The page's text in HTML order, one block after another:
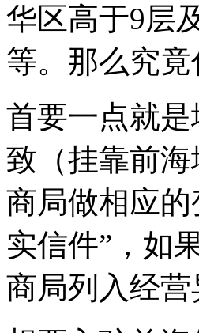
华区高于9层
等。那么究
首要一点就
致（挂靠前
商局做相应
实信件”，如
商局列入经